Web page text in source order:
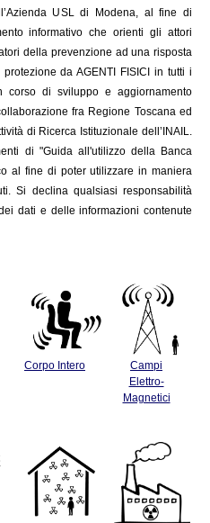
USL di Modena, al fine di
informativo che orienti gli attori
della prevenzione ad una risposta
da AGENTI FISICI in tutti i
di sviluppo e aggiornamento
fra Regione Toscana ed
di Ricerca Istituzionale dell’INAIL.
di "Guida all'utilizzo della Banca
al fine di poter utilizzare in maniera
Si declina qualsiasi responsabilità
dati e delle informazioni contenute
Corpo Intero
Campi
Elettro-
Magnetici